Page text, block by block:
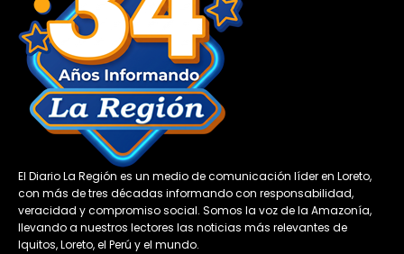
El Diario La Región es un medio de comunicación líder en Loreto,
con más de tres décadas informando con responsabilidad,
veracidad y compromiso social. Somos la voz de la Amazonía,
llevando a nuestros lectores las noticias más relevantes de
Iquitos, Loreto, el Perú y el mundo.